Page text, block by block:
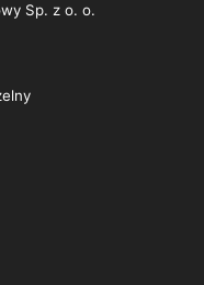
Sp. z o. o.